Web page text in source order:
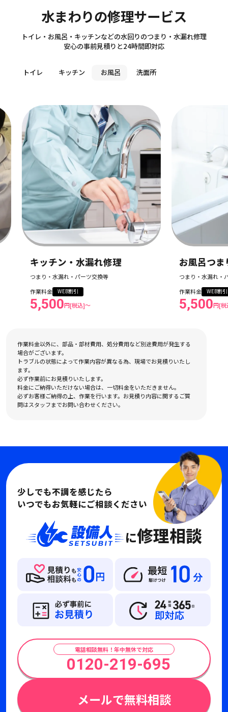
水まわりの修理サービス
Sanitary
トイレ・お風呂・キッチンなどの水回りのつまり・水漏れ修理
安心の事前見積りと24時間即対応
トイレ キッチン お風呂 洗面所
お風呂つまり・水漏れ修理
つまり・水漏れ・パーツ交換等
作業料金
5,500円[税込]〜
テキス
作業料金
作業料金以外に、部品・部材費用、処分費用など別途費用が発生する
場合がございます。
トラブルの状態によって作業内容が異なる為、現場でお見積りいたし
ます。
必ず作業前にお見積りいたします。
料金にご納得いただけない場合は、一切料金をいただきません。
必ずお客様ご納得の上、作業を行います。お見積り内容に関するご質
問はスタッフまでお問い合わせください。
少しでも不調を感じたら
いつでもお気軽にご相談ください
に修理相談
電話相談無料！年中無休で対応
0120-219-695
メールで無料相談